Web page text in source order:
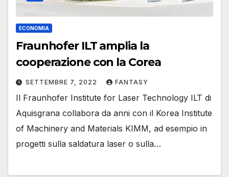
ECONOMIA
Fraunhofer ILT amplia la
cooperazione con la Corea
SETTEMBRE 7, 2022 FANTASY
Il Fraunhofer Institute for Laser Technology ILT di
Aquisgrana collabora da anni con il Korea Institute
of Machinery and Materials KIMM, ad esempio in
progetti sulla saldatura laser o sulla…